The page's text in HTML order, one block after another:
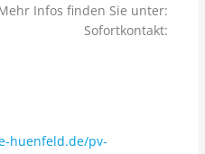
Infos finden Sie unter:
Sofortkontakt:
huenfeld.de/pv-